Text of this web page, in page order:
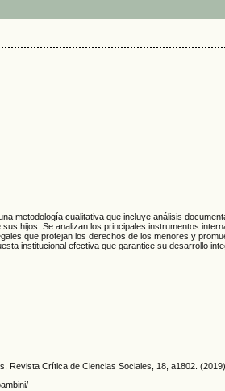
metodología cualitativa que incluye análisis
hijos. Se analizan los principales instrumentos
que protejan los derechos de los menores y
institucional efectiva que garantice su desarrollo
Revista Crítica de Ciencias Sociales, 18, a1802.